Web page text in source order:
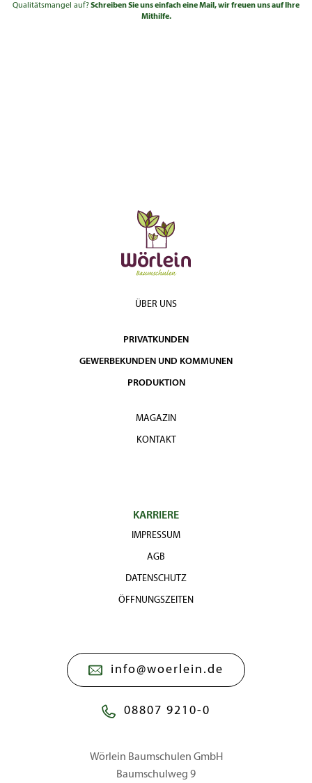
Qualitätsmangel auf?Schreiben Sie uns einfach eine Mail, wir freuen uns auf Ihre
Mithilfe.
ÜBER UNS
PRIVATKUNDEN
GEWERBEKUNDEN UND KOMMUNEN
PRODUKTION
MAGAZIN
KONTAKT
KARRIERE
IMPRESSUM
AGB
DATENSCHUTZ
ÖFFNUNGSZEITEN
info@woerlein.de
08807 9210-0
Wörlein Baumschulen GmbH
Baumschulweg 9